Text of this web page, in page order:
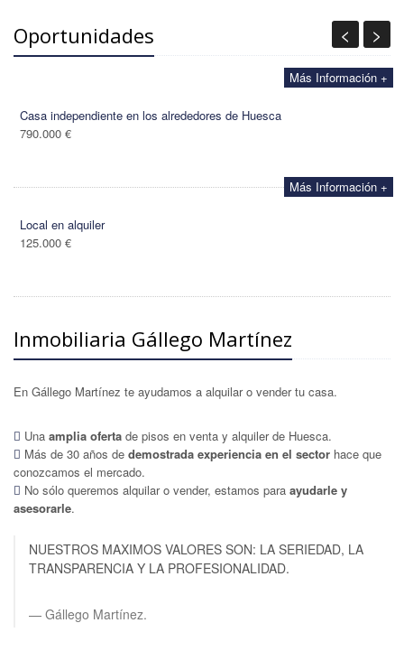
Oportunidades < >
Más Información +
Casa independiente en los alrededores de Huesca
790.000 €
Más Información +
Local en alquiler
125.000 €
Inmobiliaria Gállego Martínez
En Gállego Martínez te ayudamos a alquilar o vender tu casa.
Una amplia oferta de pisos en venta y alquiler de Huesca.
Más de 30 años de demostrada experiencia en el sector hace que
conozcamos el mercado.
No sólo queremos alquilar o vender, estamos para ayudarle y
asesorarle.
NUESTROS MAXIMOS VALORES SON: LA SERIEDAD, LA
TRANSPARENCIA Y LA PROFESIONALIDAD.
Gállego Martínez.